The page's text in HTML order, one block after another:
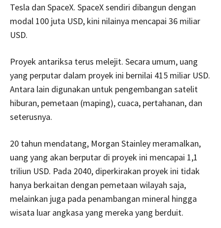
Tesla dan SpaceX. SpaceX sendiri dibangun dengan
modal 100 juta USD, kini nilainya mencapai 36 miliar
USD.
Proyek antariksa terus melejit. Secara umum, uang
yang perputar dalam proyek ini bernilai 415 miliar USD.
Antara lain digunakan untuk pengembangan satelit
hiburan, pemetaan (maping), cuaca, pertahanan, dan
seterusnya.
20 tahun mendatang, Morgan Stainley meramalkan,
uang yang akan berputar di proyek ini mencapai 1,1
triliun USD. Pada 2040, diperkirakan proyek ini tidak
hanya berkaitan dengan pemetaan wilayah saja,
melainkan juga pada penambangan mineral hingga
wisata luar angkasa yang mereka yang berduit.